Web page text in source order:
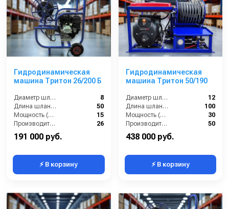
Гидродинамическая
машина Тритон 26/200 Б
Диаметр шланга (⌀) мм::
8
Длина шланга (м):
50
Мощность (л/с):
15
Производительность (л/мин):
26
191 000 руб.
⚡ В корзину
Гидродинамическая
машина Тритон 50/190
Диаметр шланга (⌀) мм::
12
Длина шланга (м):
100
Мощность (л/с):
30
Производительность (л/мин):
50
438 000 руб.
⚡ В корзину